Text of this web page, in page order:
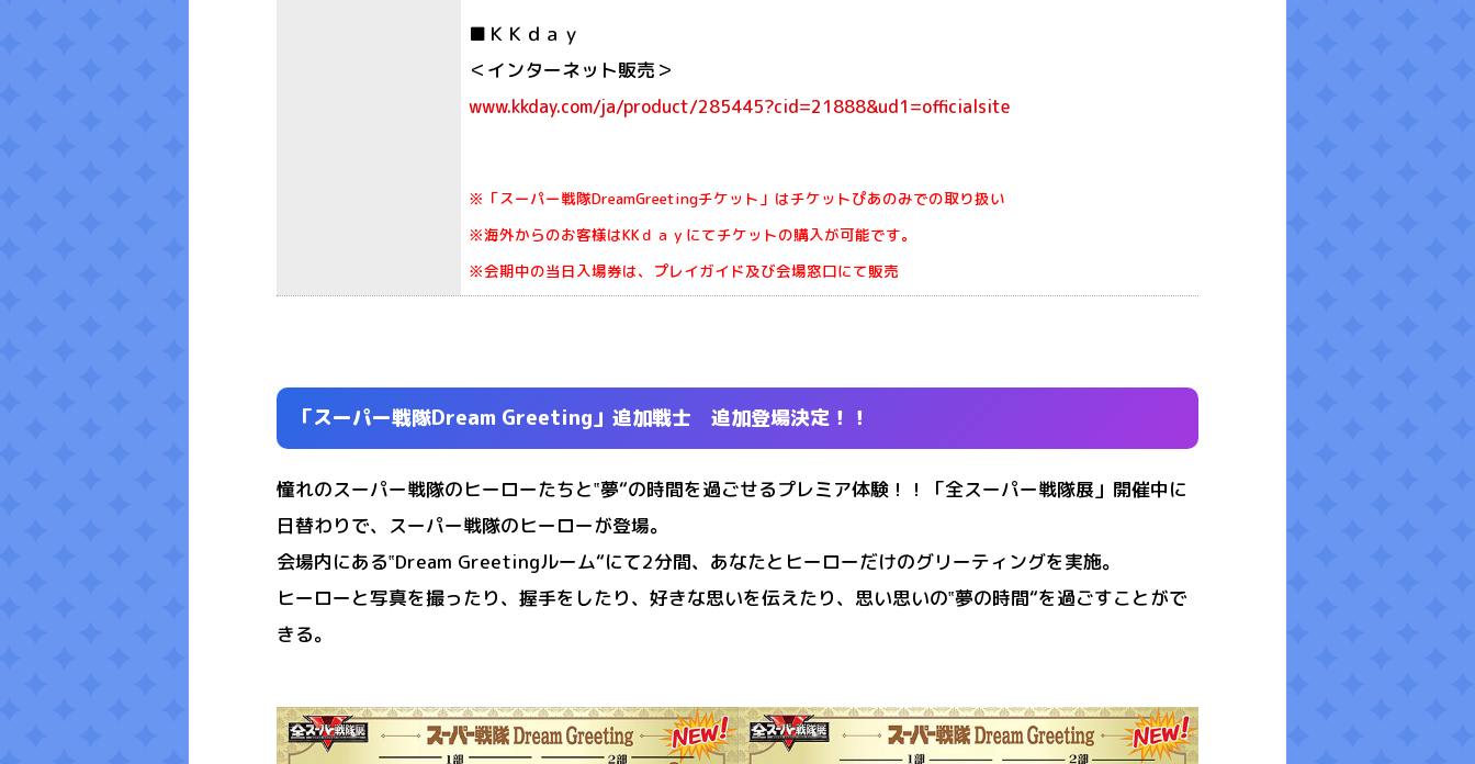
■ＫＫｄａｙ
＜インターネット販売＞
www.kkday.com/ja/product/285445?cid=21888&ud1=officialsite
※「スーパー戦隊DreamGreetingチケット」はチケットぴあのみでの取り扱い
※海外からのお客様はKKｄａｙにてチケットの購入が可能です。
※会期中の当日入場券は、プレイガイド及び会場窓口にて販売
「スーパー戦隊Dream Greeting」追加戦士 追加登場決定！！
憧れのスーパー戦隊のヒーローたちと‟夢“の時間を過ごせるプレミア体験！！「全スーパー戦隊展」開催中に
日替わりで、スーパー戦隊のヒーローが登場。
会場内にある‟Dream Greetingルーム“にて2分間、あなたとヒーローだけのグリーティングを実施。
ヒーローと写真を撮ったり、握手をしたり、好きな思いを伝えたり、思い思いの‟夢の時間“を過ごすことがで
きる。